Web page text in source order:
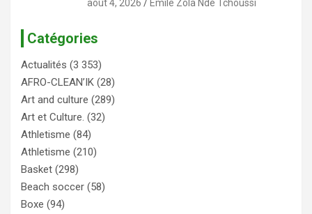
août 4, 2026 Emile Zola Ndé Tchoussi
Catégories
Actualités (3 353)
AFRO-CLEAN’IK (28)
Art and culture (289)
Art et Culture. (32)
Athletisme (84)
Athletisme (210)
Basket (298)
Beach soccer (58)
Boxe (94)